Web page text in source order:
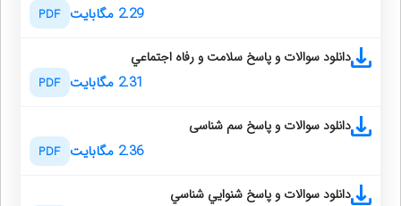
2.29 مگابایت PDF
دانلود سوالات و پاسخ سلامت و رفاه اجتماعي
2.31 مگابایت PDF
دانلود سوالات و پاسخ سم شناسی
2.36 مگابایت PDF
دانلود سوالات و پاسخ شنوايي شناسي